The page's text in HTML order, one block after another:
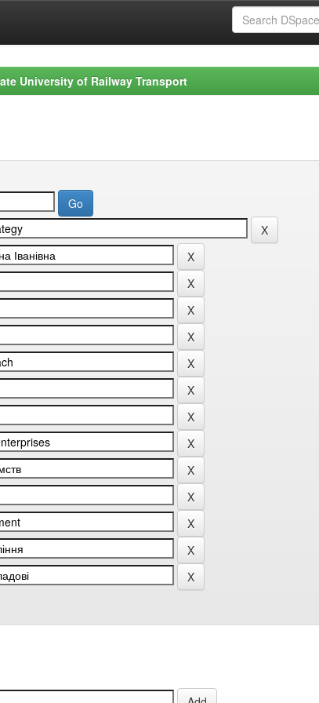
University of Railway Transport